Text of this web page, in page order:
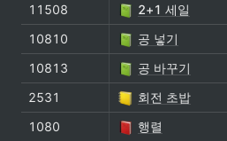
11508
2+1 세일
10810
공 넣기
10813
공 바꾸기
2531
회전 초밥
1080
행렬